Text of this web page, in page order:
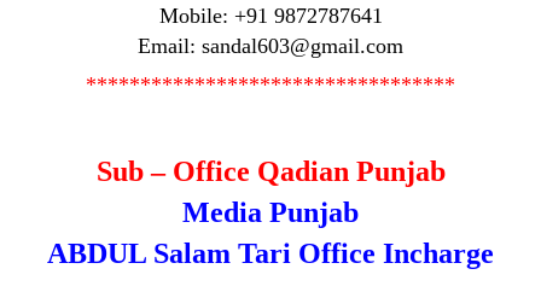
Mobile: +91 9872787641
Email: sandal603@gmail.com
**********************************
Sub – Office Qadian Punjab
Media Punjab
ABDUL Salam Tari Office Incharge